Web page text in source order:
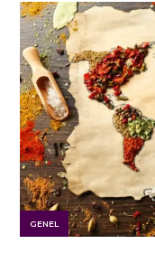
GENEL